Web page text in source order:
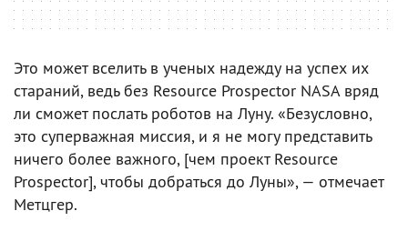
Это может вселить в ученых надежду на успех их
стараний, ведь без Resource Prospector NASA вряд
ли сможет послать роботов на Луну. «Безусловно,
это суперважная миссия, и я не могу представить
ничего более важного, [чем проект Resource
Prospector], чтобы добраться до Луны», — отмечает
Метцгер.